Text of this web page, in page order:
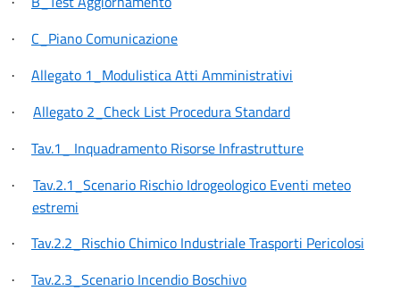
· C_Piano Comunicazione
· Allegato 1_Modulistica Atti Amministrativi
· Allegato 2_Check List Procedura Standard
· Tav.1_ Inquadramento Risorse Infrastrutture
·
Tav.2.1_Scenario Rischio Idrogeologico Eventi meteo
estremi
· Tav.2.2_Rischio Chimico Industriale Trasporti Pericolosi
· Tav.2.3_Scenario Incendio Boschivo